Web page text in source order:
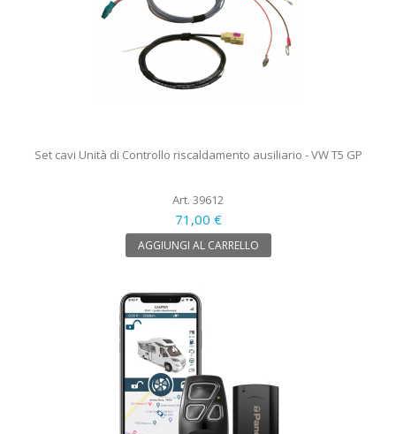
Set cavi Unità di Controllo riscaldamento ausiliario - VW T5 GP
Art. 39612
71,00 €
AGGIUNGI AL CARRELLO